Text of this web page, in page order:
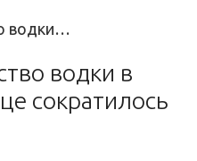
водки…
водки в
сократилось